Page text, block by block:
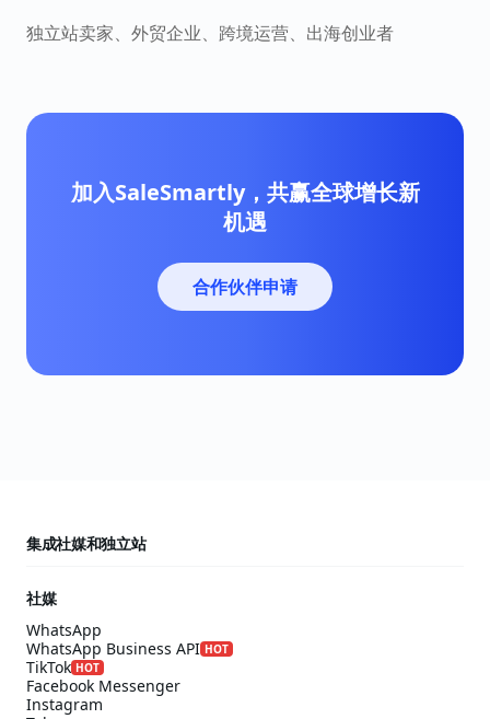
独立站卖家、外贸企业、跨境运营、出海创业者
加入SaleSmartly，共赢全球增长新
机遇
合作伙伴申请
集成社媒和独立站
社媒
WhatsApp
WhatsApp Business API HOT
TikTok HOT
Facebook Messenger
Instagram